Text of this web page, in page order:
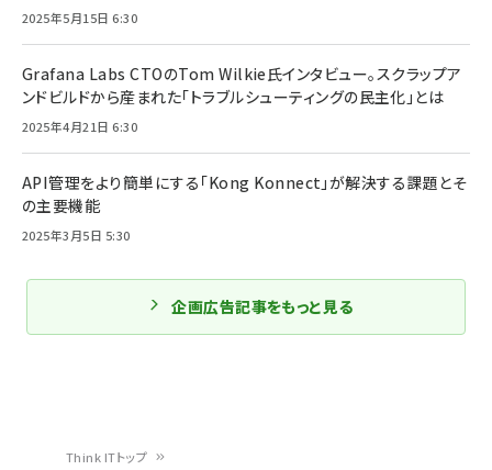
Think ITトップ
2025年5月15日 6:30
Grafana Labs CTOのTom Wilkie氏インタビュー。スクラップア
ンドビルドから産まれた「トラブルシューティングの民主化」とは
2025年4月21日 6:30
API管理をより簡単にする「Kong Konnect」が解決する課題とそ
の主要機能
2025年3月5日 5:30
企画広告記事をもっと見る